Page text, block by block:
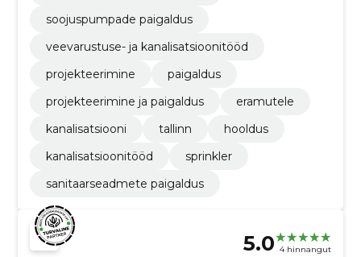
soojuspumpade paigaldus
veevarustuse- ja kanalisatsioonitööd
projekteerimine
paigaldus
projekteerimine ja paigaldus
eramutele
kanalisatsiooni
tallinn
hooldus
kanalisatsioonitööd
sprinkler
sanitaarseadmete paigaldus
5.0 4 hinnangut